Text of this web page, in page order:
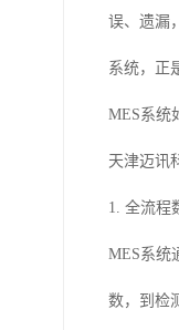
误、遗漏
系统，正
MES系统
天津迈讯
1. 全流程
MES系统
数，到检